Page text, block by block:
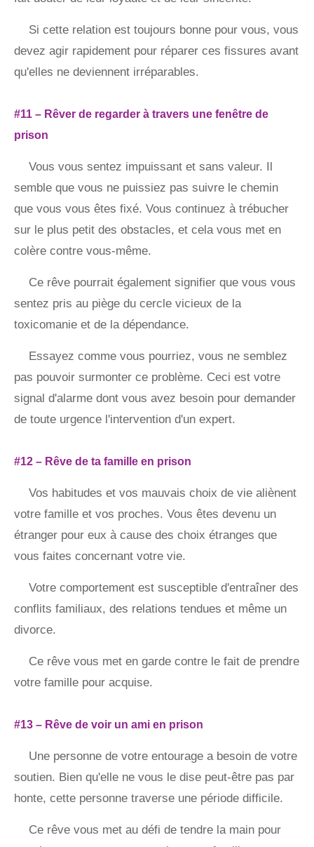
Si cette relation est toujours bonne pour vous, vous
devez agir rapidement pour réparer ces fissures avant
qu'elles ne deviennent irréparables.
#11 – Rêver de regarder à travers une fenêtre de
prison
Vous vous sentez impuissant et sans valeur. Il
semble que vous ne puissiez pas suivre le chemin
que vous vous êtes fixé. Vous continuez à trébucher
sur le plus petit des obstacles, et cela vous met en
colère contre vous-même.
Ce rêve pourrait également signifier que vous vous
sentez pris au piège du cercle vicieux de la
toxicomanie et de la dépendance.
Essayez comme vous pourriez, vous ne semblez
pas pouvoir surmonter ce problème. Ceci est votre
signal d'alarme dont vous avez besoin pour demander
de toute urgence l'intervention d'un expert.
#12 – Rêve de ta famille en prison
Vos habitudes et vos mauvais choix de vie aliènent
votre famille et vos proches. Vous êtes devenu un
étranger pour eux à cause des choix étranges que
vous faites concernant votre vie.
Votre comportement est susceptible d'entraîner des
conflits familiaux, des relations tendues et même un
divorce.
Ce rêve vous met en garde contre le fait de prendre
votre famille pour acquise.
#13 – Rêve de voir un ami en prison
Une personne de votre entourage a besoin de votre
soutien. Bien qu'elle ne vous le dise peut-être pas par
honte, cette personne traverse une période difficile.
Ce rêve vous met au défi de tendre la main pour